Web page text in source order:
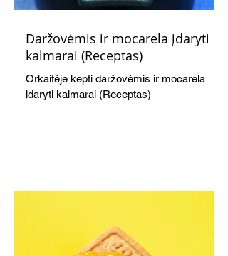
Daržovėmis ir mocarela įdaryti
kalmarai (Receptas)
Orkaitėje kepti daržovėmis ir mocarela
įdaryti kalmarai (Receptas)